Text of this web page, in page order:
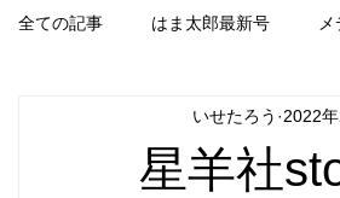
全ての記事 はま太郎最新号
イベント出品
星羊社
いせたろう 2022